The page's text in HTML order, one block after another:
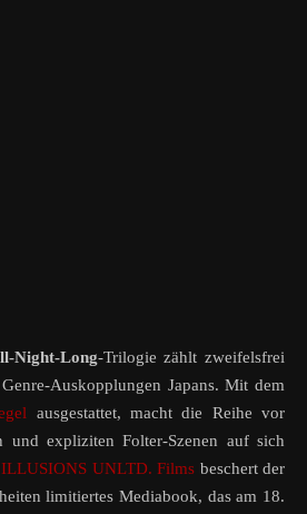
Night-Long-Trilogie zählt zweifelsfrei
Auskopplungen Japans. Mit dem
ausgestattet, macht die Reihe vor
und expliziten Folter-Szenen auf sich
ILLUSIONS UNLTD. Films beschert der
limitiertes Mediabook, das am 18.